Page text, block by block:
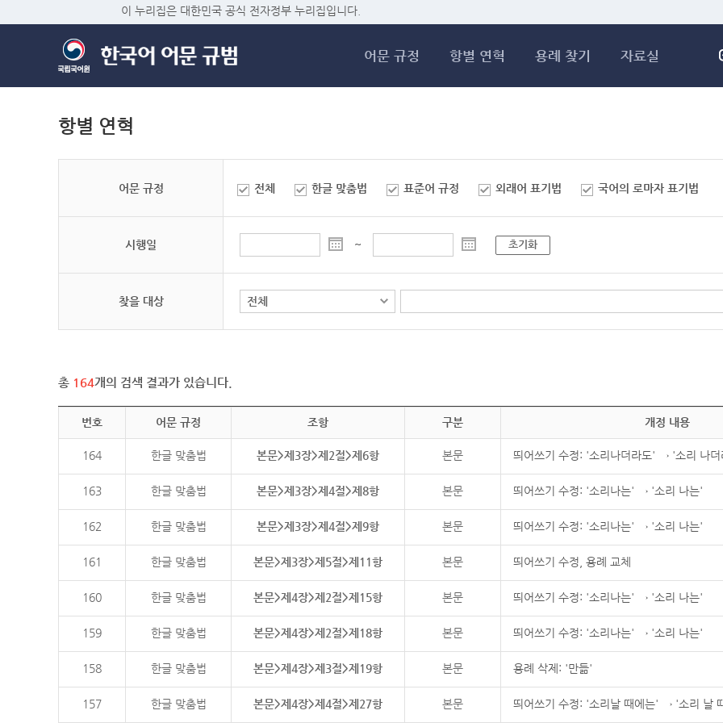
이 누리집은 대한민국 공식 전자정부 누리집입니다.
어문 규정 항별 연혁 용례 찾기 자료실
항별 연혁
어문 규정 전체 한글 맞춤법 표준어 규정 외래어 표기법 국어의 로마자 표기법
시행일 ~ 초기화
찾을 대상
총 164개의 검색 결과가 있습니다.
번호 어문 규정 조항 구분 개정 내용
164 한글 맞춤법 본문>제3장>제2절>제6항 본문 띄어쓰기 수정: '소리나더라도' → '소리 나더
163 한글 맞춤법 본문>제3장>제4절>제8항 본문 띄어쓰기 수정: '소리나는' → '소리 나는'
162 한글 맞춤법 본문>제3장>제4절>제9항 본문 띄어쓰기 수정: '소리나는' → '소리 나는'
161 한글 맞춤법 본문>제3장>제5절>제11항 본문 띄어쓰기 수정, 용례 교체
160 한글 맞춤법 본문>제4장>제2절>제15항 본문 띄어쓰기 수정: '소리나는' → '소리 나는'
159 한글 맞춤법 본문>제4장>제2절>제18항 본문 띄어쓰기 수정: '소리나는' → '소리 나는'
158 한글 맞춤법 본문>제4장>제3절>제19항 본문 용례 삭제: '만듦'
157 한글 맞춤법 본문>제4장>제4절>제27항 본문 띄어쓰기 수정: '소리날 때에는' → '소리 날